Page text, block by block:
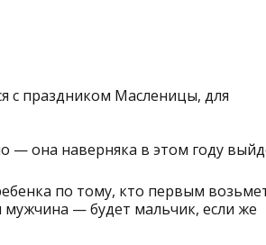
с праздником Масленицы, для
— она наверняка в этом году
по тому, кто первым
— будет мальчик, если же